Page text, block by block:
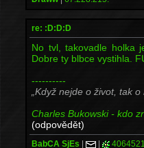
re: :D:D:D
No tvl, takovadle holka
Dobre ty blbce vystihla.
----------
Když nejde o život, tak o
Charles Bukowski - kdo
(odpovědět)
BabCA SjEs | |